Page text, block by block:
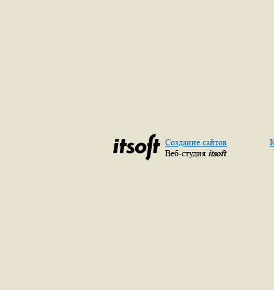
Создание сайтов
Веб-студия itsoft